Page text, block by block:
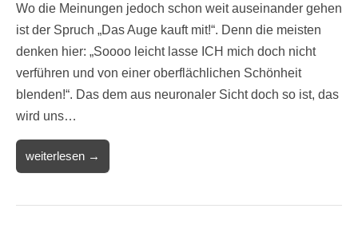
Wo die Meinungen jedoch schon weit auseinander gehen
ist der Spruch „Das Auge kauft mit!“. Denn die meisten
denken hier: „Soooo leicht lasse ICH mich doch nicht
verführen und von einer oberflächlichen Schönheit
blenden!“. Das dem aus neuronaler Sicht doch so ist, das
wird uns…
weiterlesen →